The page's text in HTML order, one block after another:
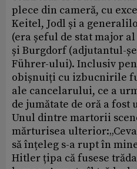
plece din cameră, cu
Keitel, Jodl și a
(era șeful de stat major
și Burgdorf (adjutantul-
Führer-ului). Inclusiv
obișnuiți cu izbucnirile
ale cancelarului, ce a
de jumătate de oră a fost
Unul dintre martorii
mărturisea
să înțeleg s-a rupt în
Hitler țipa că fusese